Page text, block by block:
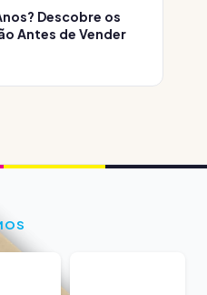
Descobre os
Antes de Vender